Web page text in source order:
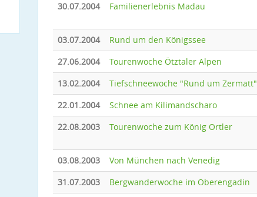
30.07.2004
Familienerlebnis Madau
03.07.2004 Rund um den Königssee
27.06.2004
Tourenwoche Ötztaler Alpen
13.02.2004
Tiefschneewoche "Rund um Zermatt"
22.01.2004
Schnee am Kilimandscharo
22.08.2003
Tourenwoche zum König Ortler
03.08.2003 Von München nach Venedig
31.07.2003
Bergwanderwoche im Oberengadin